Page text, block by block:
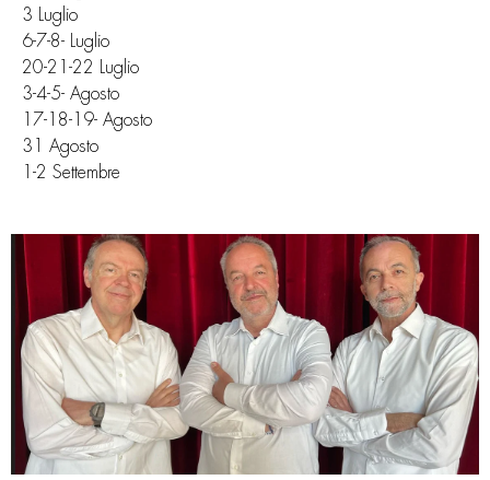
3 Luglio
6-7-8- Luglio
20-21-22 Luglio
3-4-5- Agosto
17-18-19- Agosto
31 Agosto
1-2 Settembre